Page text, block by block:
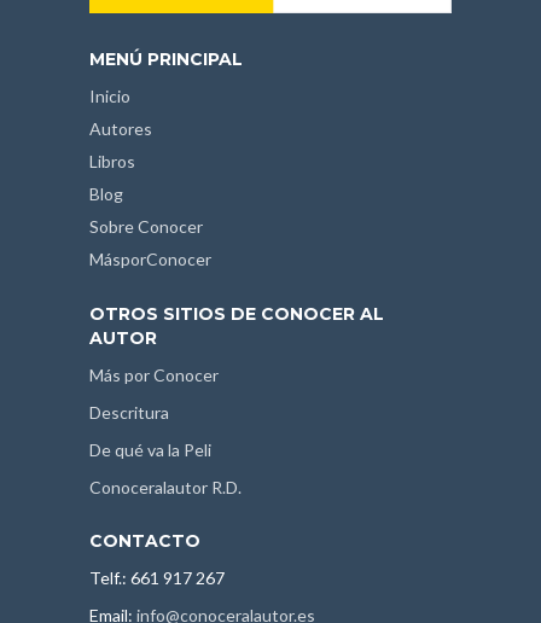
MENÚ PRINCIPAL
Inicio
Autores
Libros
Blog
Sobre Conocer
MásporConocer
OTROS SITIOS DE CONOCER AL
AUTOR
Más por Conocer
Descritura
De qué va la Peli
Conoceralautor R.D.
CONTACTO
Telf.: 661 917 267
Email: info@conoceralautor.es